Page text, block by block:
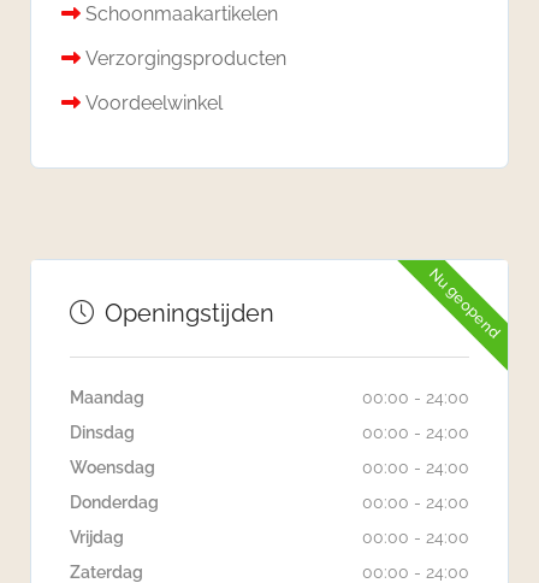
Schoonmaakartikelen
Verzorgingsproducten
Voordeelwinkel
Nu geopend
Openingstijden
Maandag
00:00 - 24:00
Dinsdag
00:00 - 24:00
Woensdag
00:00 - 24:00
Donderdag
00:00 - 24:00
Vrijdag
00:00 - 24:00
Zaterdag
00:00 - 24:00